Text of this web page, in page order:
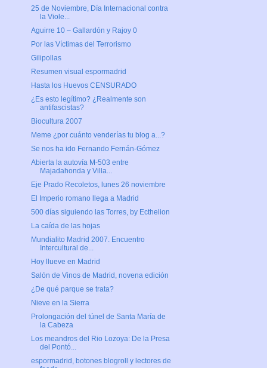
25 de Noviembre, Día Internacional contra
la Viole...
Aguirre 10 – Gallardón y Rajoy 0
Por las Víctimas del Terrorismo
Gilipollas
Resumen visual espormadrid
Hasta los Huevos CENSURADO
¿Es esto legítimo? ¿Realmente son
antifascistas?
Biocultura 2007
Meme ¿por cuánto venderías tu blog a...?
Se nos ha ido Fernando Fernán-Gómez
Abierta la autovía M-503 entre
Majadahonda y Villa...
Eje Prado Recoletos, lunes 26 noviembre
El Imperio romano llega a Madrid
500 días siguiendo las Torres, by Ecthelion
La caída de las hojas
Mundialito Madrid 2007. Encuentro
Intercultural de...
Hoy llueve en Madrid
Salón de Vinos de Madrid, novena edición
¿De qué parque se trata?
Nieve en la Sierra
Prolongación del túnel de Santa María de
la Cabeza
Los meandros del Rio Lozoya: De la Presa
del Pontó...
espormadrid, botones blogroll y lectores de